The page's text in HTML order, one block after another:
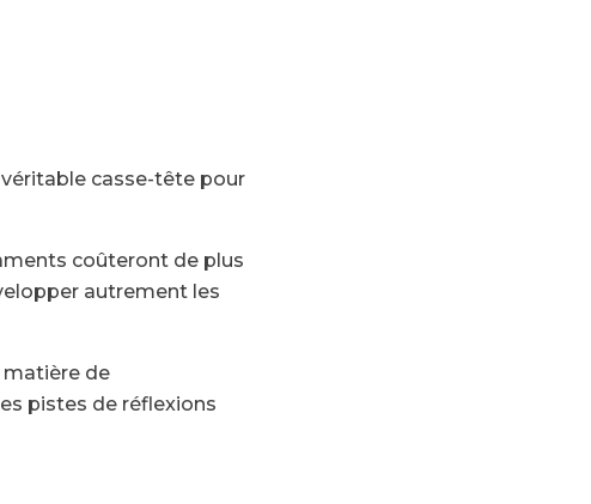
véritable casse-tête pour
coûteront de plus
autrement les
de
pistes de réflexions